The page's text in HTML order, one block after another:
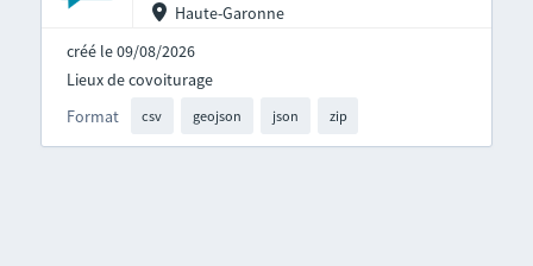
Haute-Garonne
créé le 09/08/2026
Format csv geojson json zip
Lieux de covoiturage